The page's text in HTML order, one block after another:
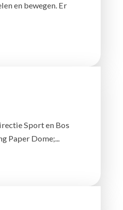
en bewegen. Er
Sport en Bos
Paper Dome;...